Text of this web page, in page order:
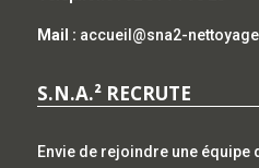
Mail : accueil@sna2-
S.N.A.² RECRUTE
Envie de rejoindre une équipe